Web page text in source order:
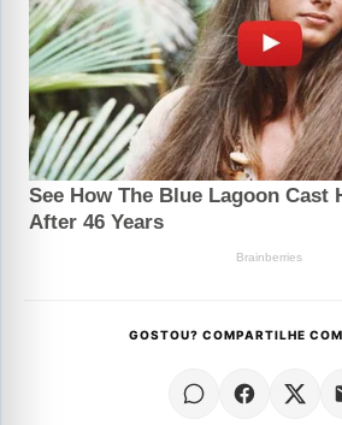
GOSTOU? COMPARTILHE